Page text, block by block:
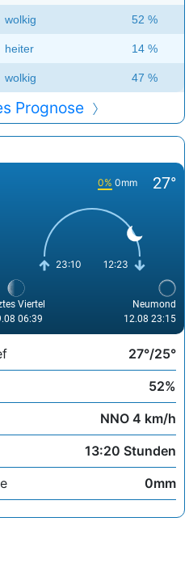
wolkig 52 %
heiter 14 %
wolkig 47 %
Prognose
0% 0mm 27°
23:10 12:23
Viertel
06:39
Neumond
12.08 23:15
27°/25°
52%
NNO 4 km/h
13:20 Stunden
0mm